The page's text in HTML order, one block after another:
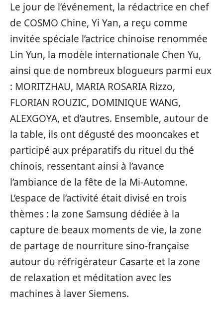
Le jour de l’événement, la rédactrice en chef
de COSMO Chine, Yi Yan, a reçu comme
invitée spéciale l’actrice chinoise renommée
Lin Yun, la modèle internationale Chen Yu,
ainsi que de nombreux blogueurs parmi eux
: MORITZHAU, MARIA ROSARIA Rizzo,
FLORIAN ROUZIC, DOMINIQUE WANG,
ALEXGOYA, et d’autres. Ensemble, autour de
la table, ils ont dégusté des mooncakes et
participé aux préparatifs du rituel du thé
chinois, ressentant ainsi à l’avance
l’ambiance de la fête de la Mi-Automne.
L’espace de l’activité était divisé en trois
thèmes : la zone Samsung dédiée à la
capture de beaux moments de vie, la zone
de partage de nourriture sino-française
autour du réfrigérateur Casarte et la zone
de relaxation et méditation avec les
machines à laver Siemens.